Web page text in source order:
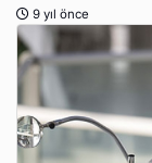
9 yıl önce